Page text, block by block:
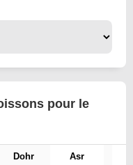
pour le
Dohr Asr